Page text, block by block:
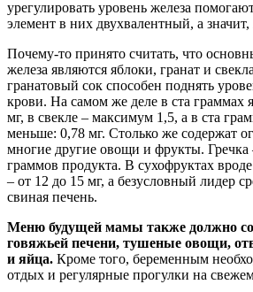
урегулировать уровень железа
элемент в них двухвалентный, а значит,
Почему-то принято считать, что
железа являются яблоки, гранат и
гранатовый сок способен поднять
крови. На самом же деле в ста граммах
мг, в свекле – максимум 1,5, а в ста
меньше: 0,78 мг. Столько же содержат
многие другие овощи и фрукты. Гречка
граммов продукта. В сухофруктах
– от 12 до 15 мг, а безусловный лидер
свиная печень.
Меню будущей мамы также должно
говяжьей печени, тушеные овощи,
и яйца. Кроме того, беременным
отдых и регулярные прогулки на